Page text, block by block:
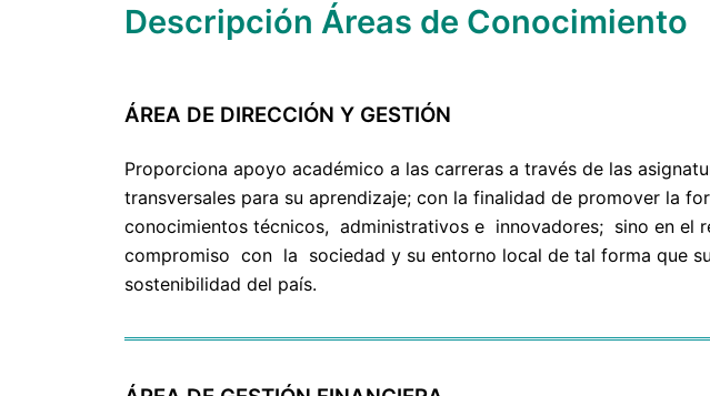
Descripción Áreas de Conocimiento
ÁREA DE DIRECCIÓN Y GESTIÓN
Proporciona apoyo académico a las carreras a través de las
transversales para su aprendizaje; con la finalidad de promover la
conocimientos técnicos, administrativos e innovadores; sino en el
compromiso con la sociedad y su entorno local de tal forma que
sostenibilidad del país.